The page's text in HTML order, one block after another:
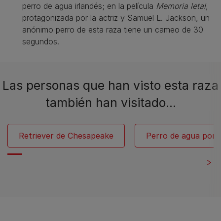
perro de agua irlandés; en la película Memoria letal,
protagonizada por la actriz y Samuel L. Jackson, un
anónimo perro de esta raza tiene un cameo de 30
segundos.
Las personas que han visto esta raza
también han visitado…
Retriever de Chesapeake Perro de agua